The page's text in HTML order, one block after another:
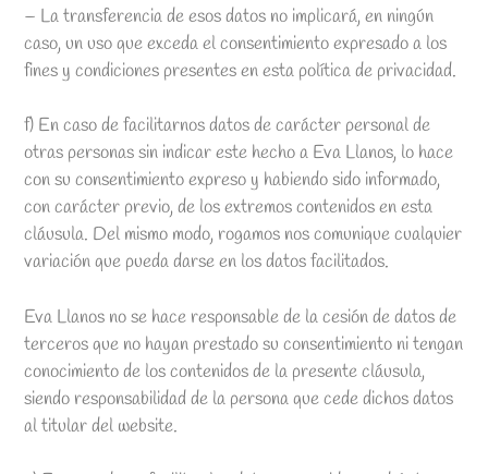
– La transferencia de esos datos no implicará, en ningún
caso, un uso que exceda el consentimiento expresado a los
fines y condiciones presentes en esta política de privacidad.
f) En caso de facilitarnos datos de carácter personal de
otras personas sin indicar este hecho a Eva Llanos, lo hace
con su consentimiento expreso y habiendo sido informado,
con carácter previo, de los extremos contenidos en esta
cláusula. Del mismo modo, rogamos nos comunique cualquier
variación que pueda darse en los datos facilitados.
Eva Llanos no se hace responsable de la cesión de datos de
terceros que no hayan prestado su consentimiento ni tengan
conocimiento de los contenidos de la presente cláusula,
siendo responsabilidad de la persona que cede dichos datos
al titular del website.